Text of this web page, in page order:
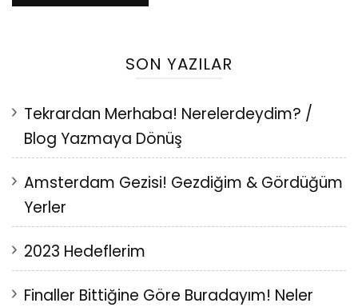
SON YAZILAR
Tekrardan Merhaba! Nerelerdeydim? /
Blog Yazmaya Dönüş
Amsterdam Gezisi! Gezdiğim & Gördüğüm
Yerler
2023 Hedeflerim
Finaller Bittiğine Göre Buradayım! Neler